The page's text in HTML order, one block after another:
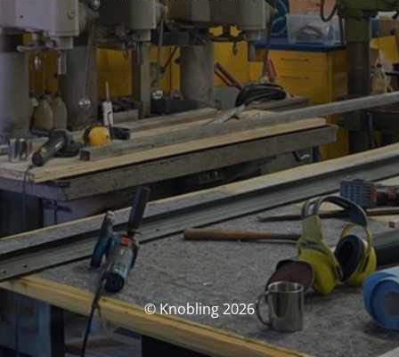
© Knobling 2026